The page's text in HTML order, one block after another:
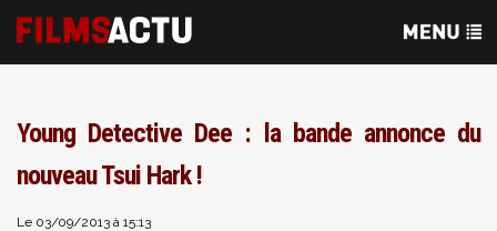
Young Detective Dee : la bande annonce du
nouveau Tsui Hark !
Le 03/09/2013 à 15:13